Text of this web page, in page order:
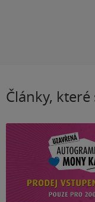
Články,